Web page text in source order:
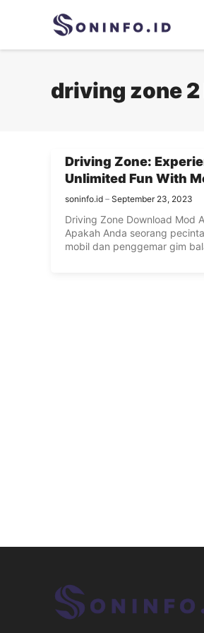
driving zone
Driving Zone:
Unlimited Fun With
Apk Download
soninfo.id September 23, 2023
Driving Zone Download Mod
Apakah Anda seorang pecinta
mobil dan penggemar gim